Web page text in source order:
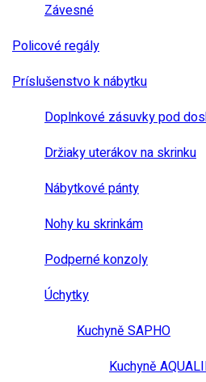
Závesné
Policové regály
Príslušenstvo k nábytku
Doplnkové zásuvky pod
Držiaky uterákov na skrinku
Nábytkové pánty
Nohy ku skrinkám
Podperné konzoly
Úchytky
Kuchyně SAPHO
Kuchyně